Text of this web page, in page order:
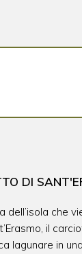
DI
dell’isola che
il
lagunare in